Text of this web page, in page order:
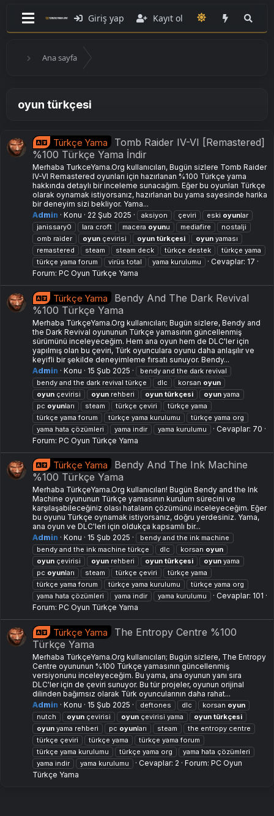
Giriş yap Kayıt ol
Ana sayfa
oyun türkçesi
Türkçe Yama
Tomb Raider IV-VI [Remastered]
%100 Türkçe Yama İndir
Merhaba TurkceYama.Org kullanıcıları, Bugün sizlere Tomb Raider
IV-VI Remastered oyunları için hazırlanan %100 Türkçe yama
hakkında detaylı bir inceleme sunacağım. Eğer bu oyunları Türkçe
olarak oynamak istiyorsanız, hazırlanan bu yama sayesinde harika
bir deneyim sizi bekliyor. Yama...
Admin
Konu 22 Şub 2025 aksiyon çeviri eski oyunlar
janissary0
lara croft macera oyunu mediafire
nostalji
omb raider
oyun çevirisi oyun türkçesi oyun yaması
remastered
steam steam deck türkçe destek
türkçe yama
türkçe yama forum
virüs total yama kurulumu
Cevaplar: 17
Forum: PC Oyun Türkçe Yama
Türkçe Yama
Bendy And The Dark Revival
%100 Türkçe Yama
Merhaba TürkçeYama.Org kullanıcıları; Bugün sizlere, Bendy and
the Dark Revival oyununun Türkçe yamasının güncellenmiş
sürümünü inceleyeceğim. Hem ana oyun hem de DLC'ler için
yapılmış olan bu çeviri, Türk oyunculara oyunu daha anlaşılır ve
keyifli bir şekilde deneyimleme fırsatı sunuyor. Bendy...
Admin
Konu 15 Şub 2025
bendy and the dark revival
bendy and the dark revival türkçe
dlc korsan oyun
oyun çevirisi oyun rehberi oyun türkçesi oyun yama
pc oyunları steam türkçe çeviri
türkçe yama
türkçe yama forum
türkçe yama kurulumu
türkçe yama org
yama hata çözümleri
yama i̇ndir yama kurulumu
Cevaplar: 70
Forum: PC Oyun Türkçe Yama
Türkçe Yama
Bendy And The Ink Machine
%100 Türkçe Yama
Merhaba TürkçeYama.Org kullanıcıları! Bugün Bendy and the Ink
Machine oyununun Türkçe yamasının kurulum sürecini ve
karşılaşabileceğiniz olası hataların çözümünü inceleyeceğim. Eğer
bu oyunu Türkçe oynamak istiyorsanız, doğru yerdesiniz. Yama,
ana oyun ve DLC'leri için oldukça kapsamlı bir...
Admin
Konu 15 Şub 2025
bendy and the ink machine
bendy and the ink machine türkçe
dlc korsan oyun
oyun çevirisi oyun rehberi oyun türkçesi oyun yama
pc oyunları steam türkçe çeviri
türkçe yama
türkçe yama forum
türkçe yama kurulumu
türkçe yama org
yama hata çözümleri
yama i̇ndir yama kurulumu
Cevaplar: 101
Forum: PC Oyun Türkçe Yama
Türkçe Yama
The Entropy Centre %100
Türkçe Yama
Merhaba TürkçeYama.Org kullanıcıları; Bugün sizlere, The Entropy
Centre oyununun %100 Türkçe yamasının güncellenmiş
versiyonunu inceleyeceğim. Bu yama, ana oyunun yanı sıra
DLC'ler için de çeviri sunuyor. Bu tür projeler, oyunun orijinal
dilinden bağımsız olarak Türk oyuncularının daha rahat...
Admin
Konu 15 Şub 2025 deftones dlc korsan oyun
nutch
oyun çevirisi oyun çevirisi yama oyun türkçesi
oyun yama rehberi pc oyunları steam
the entropy centre
türkçe çeviri
türkçe yama
türkçe yama forum
türkçe yama kurulumu
türkçe yama org
yama hata çözümleri
yama i̇ndir
yama kurulumu Cevaplar: 2 Forum: PC Oyun
Türkçe Yama